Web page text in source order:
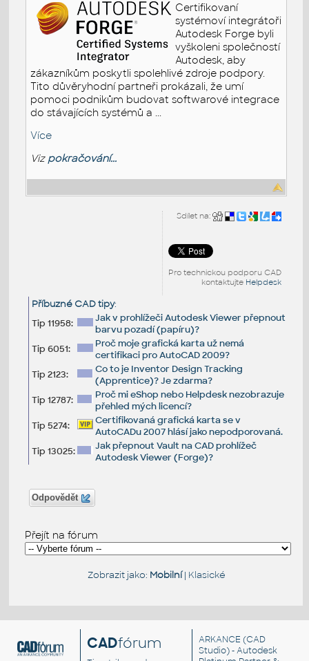
Certifikovaní
systémoví integrátoři
Autodesk Forge byli
vyškoleni společností
Autodesk, aby
zákazníkům poskytli spolehlivé zdroje podpory.
Tito důvěryhodní partneři prokázali, že umí
pomoci podnikům budovat softwarové integrace
do stávajících systémů a ...
Více
Viz pokračování...
Sdílet na:
Pro technickou podporu CAD
kontaktujte Helpdesk
Příbuzné CAD tipy:
Tip 11958:
Jak v prohlížeči Autodesk Viewer přepnout
barvu pozadí (papíru)?
Tip 6051:
Proč moje grafická karta už nemá
certifikaci pro AutoCAD 2009?
Tip 2123:
Co to je Inventor Design Tracking
(Apprentice)? Je zdarma?
Tip 12787:
Proč mi eShop nebo Helpdesk nezobrazuje
přehled mých licencí?
Tip 5274:
Certifikovaná grafická karta se v
AutoCADu 2007 hlásí jako nepodporovaná.
Tip 13025:
Jak přepnout Vault na CAD prohlížeč
Autodesk Viewer (Forge)?
Odpovědět
Přejít na fórum
Zobrazit jako: Mobilní| Klasické
CADfórum ARKANCE (CAD
Studio) - Autodesk